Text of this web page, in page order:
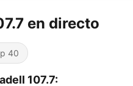
en directo
40
107.7: